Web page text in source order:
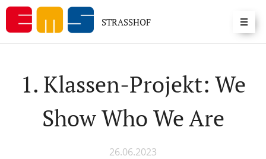
STRASSHOF
1. Klassen-Projekt: We
Show Who We Are
26.06.2023